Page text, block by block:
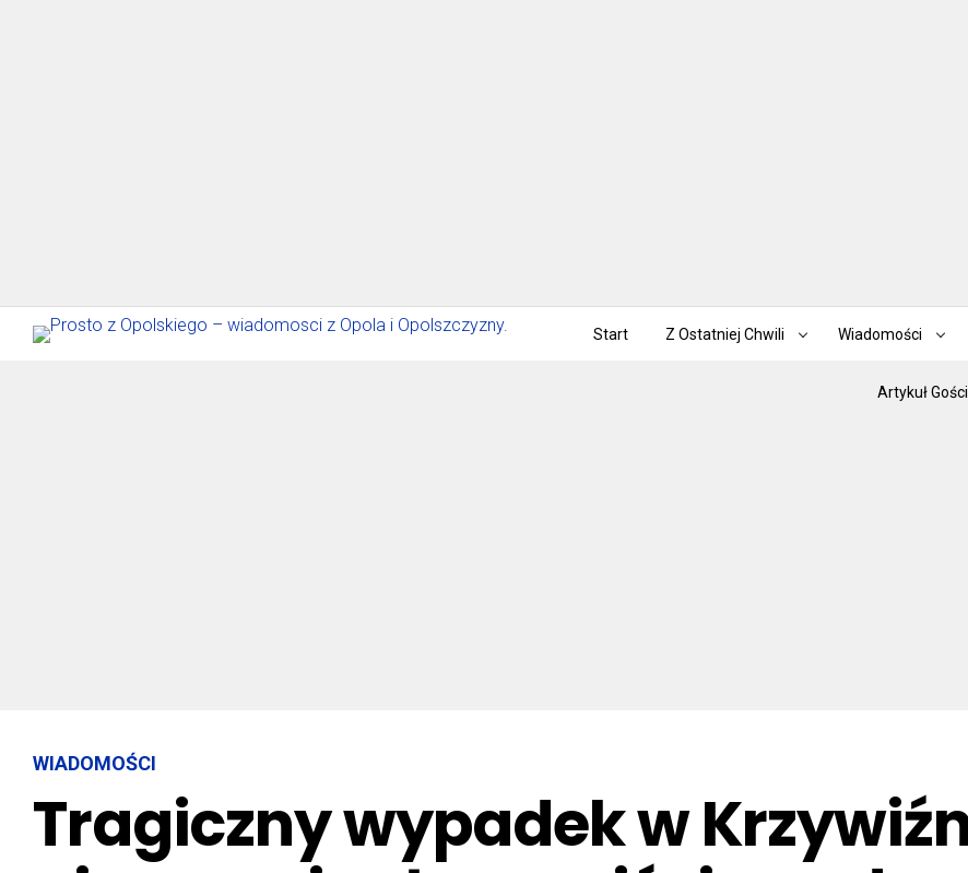
Start Z Ostatniej Chwili Wiadomości
Artykuł
WIADOMOŚCI
Tragiczny wypadek w